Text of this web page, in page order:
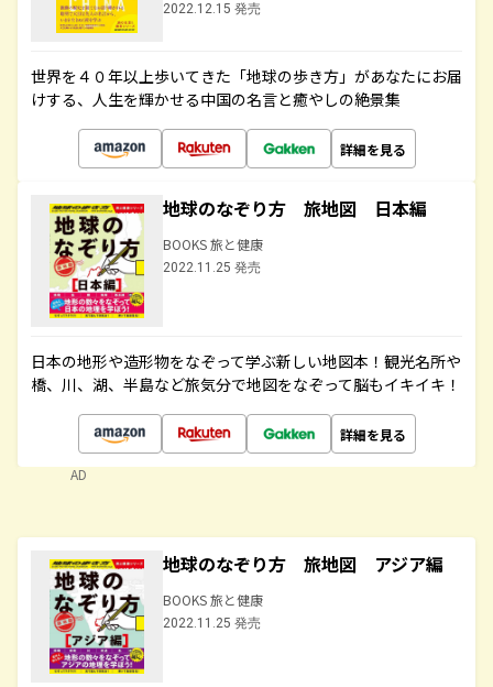
2022.12.15 発売
世界を４０年以上歩いてきた「地球の歩き方」があなたにお届
けする、人生を輝かせる中国の名言と癒やしの絶景集
詳細を見る
地球のなぞり方 旅地図 日本編
BOOKS 旅と健康
2022.11.25 発売
日本の地形や造形物をなぞって学ぶ新しい地図本！観光名所や
橋、川、湖、半島など旅気分で地図をなぞって脳もイキイキ！
詳細を見る
AD
地球のなぞり方 旅地図 アジア編
BOOKS 旅と健康
2022.11.25 発売